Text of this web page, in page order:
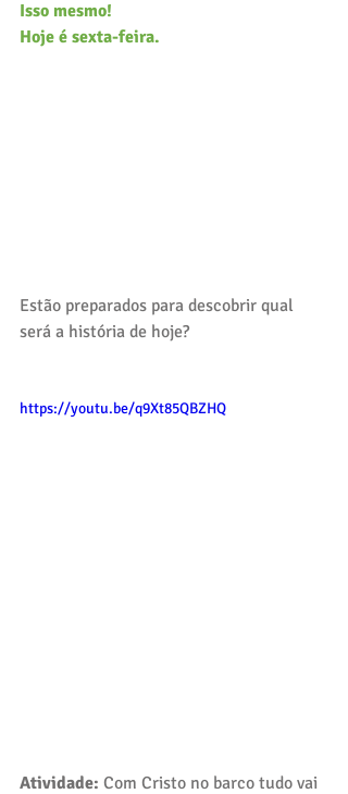
Isso mesmo!
Hoje é sexta-feira.
Estão preparados para descobrir qual
será a história de hoje?
https://youtu.be/q9Xt85QBZHQ
Atividade: Com Cristo no barco tudo vai